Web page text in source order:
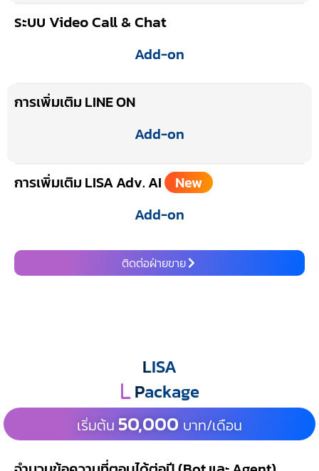
ระบบ Video Call & Chat
Add-on
การเพิ่มเติม LINE ON
Add-on
การเพิ่มเติม LISA Adv. AI
New
Add-on
ติดต่อฝ่ายขาย
LISA
Package
เริ่มต้น 50,000 บาท/เดือน